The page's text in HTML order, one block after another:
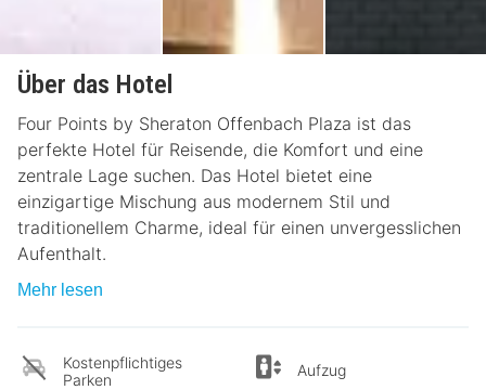
Über das Hotel
Four Points by Sheraton Offenbach Plaza ist das
perfekte Hotel für Reisende, die Komfort und eine
zentrale Lage suchen. Das Hotel bietet eine
einzigartige Mischung aus modernem Stil und
traditionellem Charme, ideal für einen unvergesslichen
Aufenthalt.
Mehr lesen
Kostenpflichtiges
Parken
Aufzug